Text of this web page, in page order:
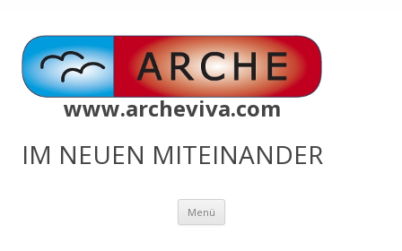
www.archeviva.com
IM NEUEN MITEINANDER
Menü Zum
springen